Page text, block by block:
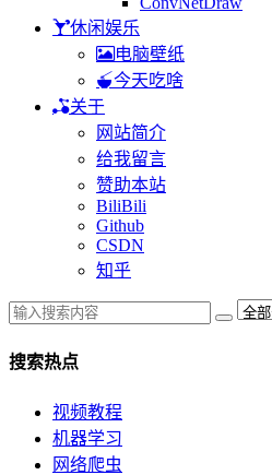
休闲娱乐
电脑壁纸
今天吃啥
关于
网站简介
给我留言
赞助本站
BiliBili
Github
CSDN
知乎
搜索热点
视频教程
机器学习
网络爬虫